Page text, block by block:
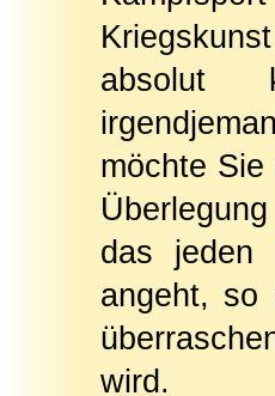
absolut
möchte
das jeden
angeht, so
wird.